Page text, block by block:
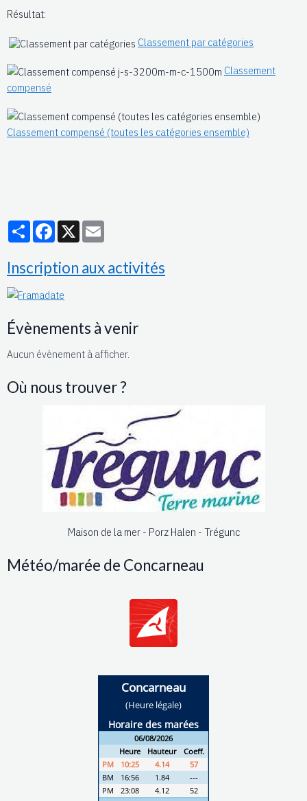
Résultat:
Classement par catégories
Classement
compensé
Classement compensé (toutes les catégories ensemble)
PartagerFacebook
X
Inscription aux activités
Évènements à venir
Aucun évènement à afficher.
Où nous trouver ?
Maison de la mer - Porz Halen - Trégunc
Météo/marée de Concarneau